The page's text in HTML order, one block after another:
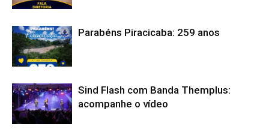
Parabéns Piracicaba: 259 anos
Sind Flash com Banda Themplus:
acompanhe o vídeo